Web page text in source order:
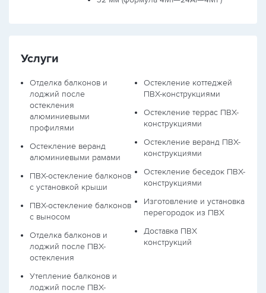
Услуги
Отделка балконов и
лоджий после
остекления
алюминиевыми
профилями
Остекление веранд
алюминиевыми рамами
ПВХ-остекление балконов
с установкой крыши
ПВХ-остекление балконов
с выносом
Отделка балконов и
лоджий после ПВХ-
остекления
Утепление балконов и
лоджий после ПВХ-
Остекление коттеджей
ПВХ-конструкциями
Остекление террас ПВХ-
конструкциями
Остекление веранд ПВХ-
конструкциями
Остекление беседок ПВХ-
конструкциями
Изготовление и установка
перегородок из ПВХ
Доставка ПВХ
конструкций